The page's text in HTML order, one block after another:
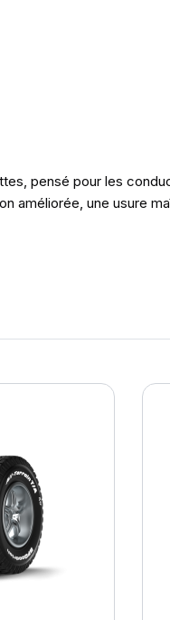
pensé pour les
améliorée, une usure